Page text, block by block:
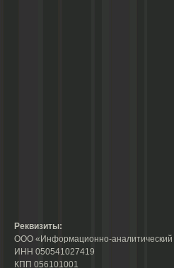
Реквизиты:
ООО «Информационно-аналитический
ИНН 050541027419
КПП 056101001